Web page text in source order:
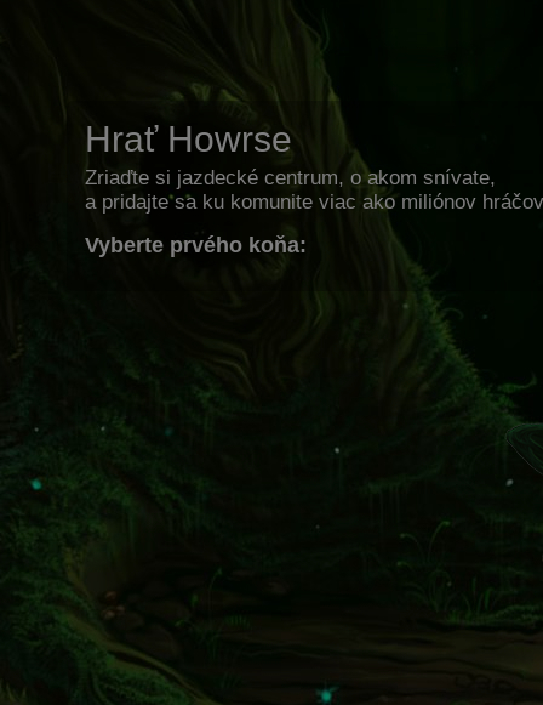
Hrať Howrse
Zriaďte si jazdecké centrum, o akom snívate,
a pridajte sa ku komunite viac ako miliónov
Vyberte prvého koňa: